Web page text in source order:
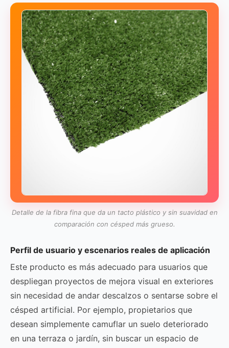
Detalle de la fibra fina que da un tacto plástico y sin suavidad en
comparación con césped más grueso.
Perfil de usuario y escenarios reales de aplicación
Este producto es más adecuado para usuarios que
despliegan proyectos de mejora visual en exteriores
sin necesidad de andar descalzos o sentarse sobre el
césped artificial. Por ejemplo, propietarios que
desean simplemente camuflar un suelo deteriorado
en una terraza o jardín, sin buscar un espacio de